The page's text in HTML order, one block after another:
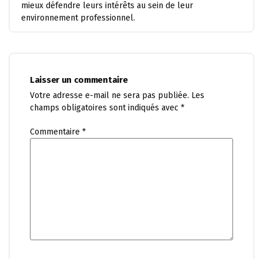
mieux défendre leurs intérêts au sein de leur
environnement professionnel.
Laisser un commentaire
Votre adresse e-mail ne sera pas publiée. Les
champs obligatoires sont indiqués avec *
Commentaire *